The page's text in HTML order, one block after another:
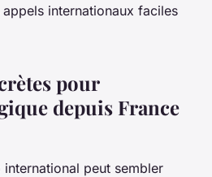
internationaux faciles
pour
depuis France
peut sembler